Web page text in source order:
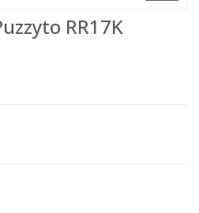
RR17K